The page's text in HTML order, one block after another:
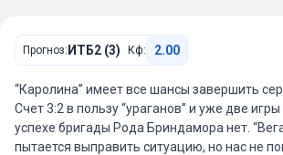
Прогноз: ИТБ2 (3) Кф: 2.00
“Каролина” имеет все шансы завершить
Счет 3:2 в пользу “ураганов” и уже две
успехе бригады Рода Бриндамора нет.
пытается выправить ситуацию, но нас не